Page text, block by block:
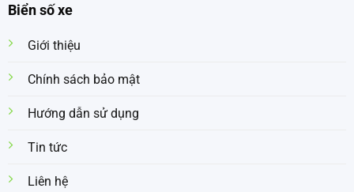
Biển số xe
Giới thiệu
Chính sách bảo mật
Hướng dẫn sử dụng
Tin tức
Liên hệ